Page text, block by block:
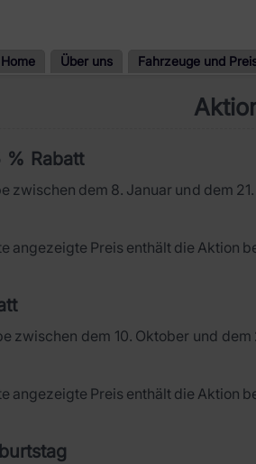
Home Über uns Fahrzeuge und
% Rabatt
zwischen dem 8. Januar und dem
angezeigte Preis enthält die Aktion
zwischen dem 10. Oktober und
angezeigte Preis enthält die Aktion